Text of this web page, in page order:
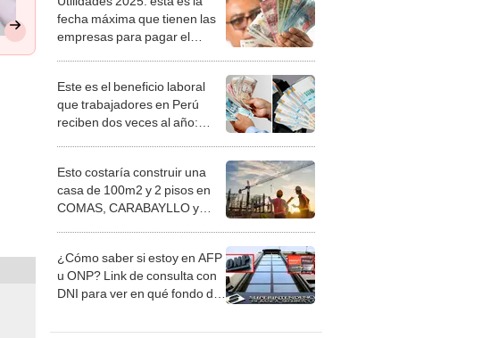
fecha máxima que tienen las
empresas para pagar el
Este es el beneficio laboral
que trabajadores en Perú
reciben dos veces al año:
Sunafil
Esto costaría construir una
casa de 100m2 y 2 pisos en
COMAS, CARABAYLLO y
¿Cómo saber si estoy en AFP
u ONP? Link de consulta con
DNI para ver en qué fondo de